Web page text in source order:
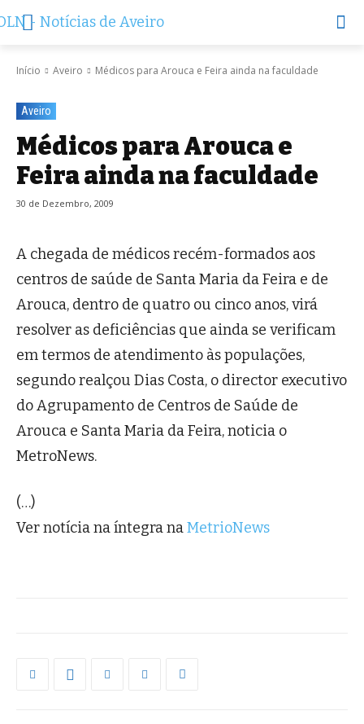
Início Aveiro Médicos para Arouca e Feira ainda na faculdade
Aveiro
Médicos para Arouca e
Feira ainda na faculdade
30 de Dezembro, 2009
A chegada de médicos recém-formados aos
centros de saúde de Santa Maria da Feira e de
Arouca, dentro de quatro ou cinco anos, virá
resolver as deficiências que ainda se verificam
em termos de atendimento às populações,
segundo realçou Dias Costa, o director executivo
do Agrupamento de Centros de Saúde de
Arouca e Santa Maria da Feira, noticia o
MetroNews.
(…)
Ver notícia na íntegra naMetrioNews